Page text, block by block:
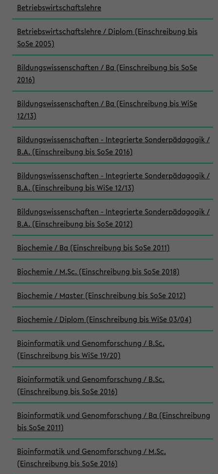
Betriebswirtschaftslehre
Betriebswirtschaftslehre / Diplom (Einschreibung bis
SoSe 2005)
Bildungswissenschaften / Ba (Einschreibung bis SoSe
2016)
Bildungswissenschaften / Ba (Einschreibung bis WiSe
12/13)
Bildungswissenschaften - Integrierte Sonderpädagogik /
B.A. (Einschreibung bis SoSe 2016)
Bildungswissenschaften - Integrierte Sonderpädagogik /
B.A. (Einschreibung bis WiSe 12/13)
Bildungswissenschaften - Integrierte Sonderpädagogik /
B.A. (Einschreibung bis SoSe 2012)
Biochemie / Ba (Einschreibung bis SoSe 2011)
Biochemie / M.Sc. (Einschreibung bis SoSe 2018)
Biochemie / Master (Einschreibung bis SoSe 2012)
Biochemie / Diplom (Einschreibung bis WiSe 03/04)
Bioinformatik und Genomforschung / B.Sc.
(Einschreibung bis WiSe 19/20)
Bioinformatik und Genomforschung / B.Sc.
(Einschreibung bis SoSe 2016)
Bioinformatik und Genomforschung / Ba (Einschreibung
bis SoSe 2011)
Bioinformatik und Genomforschung / M.Sc.
(Einschreibung bis SoSe 2016)